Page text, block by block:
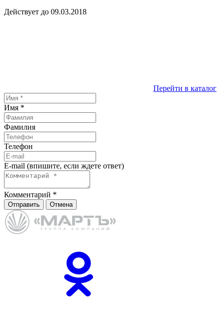
Действует до 09.03.2018
Перейти в каталог
Имя *
Фамилия
Телефон
E-mail (впишите, если ждете ответ)
Комментарий *
Отправить Отмена